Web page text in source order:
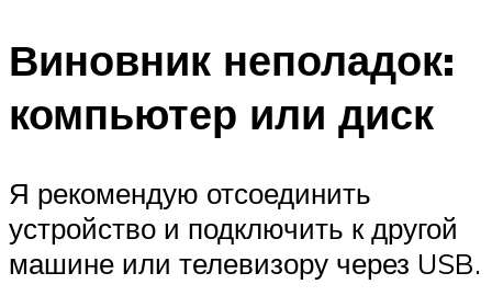
Виновник неполадок:
компьютер или диск
Я рекомендую отсоединить
устройство и подключить к другой
машине или телевизору через USB.